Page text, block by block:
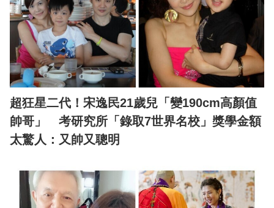
超狂星二代！宋逸民21歲兒「變190cm高顏值
帥哥」 考研究所「錄取7世界名校」獎學金額
太驚人：又帥又聰明